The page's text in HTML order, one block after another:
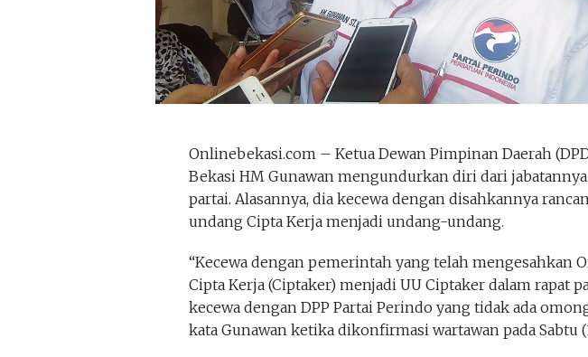
Onlinebekasi.com – Ketua Dewan Pimpinan Daerah
Bekasi HM Gunawan mengundurkan diri dari
partai. Alasannya, dia kecewa dengan disahkannya
undang Cipta Kerja menjadi undang-undang.
“Kecewa dengan pemerintah yang telah mengesahkan
Cipta Kerja (Ciptaker) menjadi UU Ciptaker dalam rapat
kecewa dengan DPP Partai Perindo yang tidak ada
kata Gunawan ketika dikonfirmasi wartawan pada Sabtu